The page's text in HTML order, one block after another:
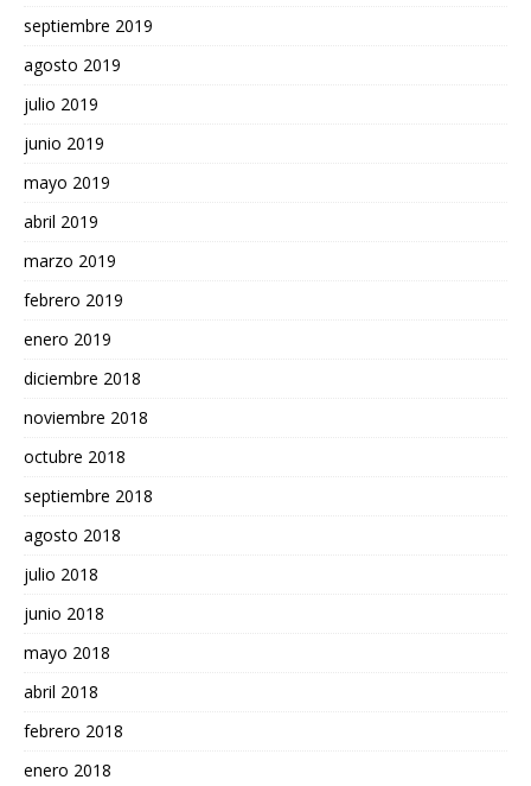
septiembre 2019
agosto 2019
julio 2019
junio 2019
mayo 2019
abril 2019
marzo 2019
febrero 2019
enero 2019
diciembre 2018
noviembre 2018
octubre 2018
septiembre 2018
agosto 2018
julio 2018
junio 2018
mayo 2018
abril 2018
febrero 2018
enero 2018